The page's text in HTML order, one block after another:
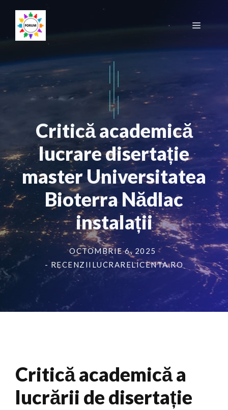
conținut
Meniu
Critică academică
lucrare disertație
master Universitatea
Bioterra Nădlac
instalații
OCTOMBRIE 6, 2025
- RECENZIILUCRARELICENTA.RO
Critică academică a
lucrării de disertație